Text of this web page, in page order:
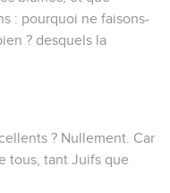
: pourquoi ne faisons-
? desquels la
? Nullement. Car
tous, tant Juifs que